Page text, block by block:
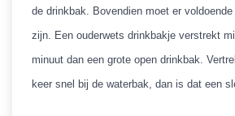
de drinkbak. Bovendien moet er
zijn. Een ouderwets drinkbakje verstrekt
minuut dan een grote open drinkbak.
keer snel bij de waterbak, dan is dat een